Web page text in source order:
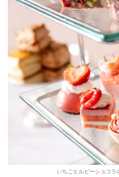
いちごとルビーショコラ